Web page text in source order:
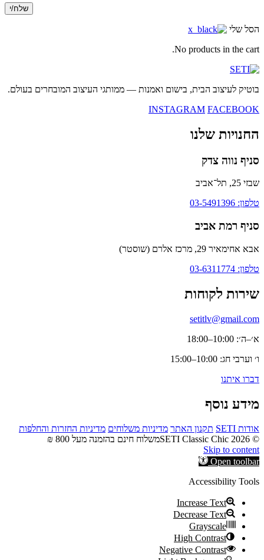
הסל שלי
No products in the cart.
בוטיק לעיצוב הבית, בישום ואמנות — ממותגי העיצוב המובחרים בעולם.
INSTAGRAM FACEBOOK
החנויות שלנו
סניף נווה צדק
שבזי 25, תל־אביב
טלפון: 03-5491396
סניף רמת אביב
אבא אחימאיר 29, מרכז אלרם (שוסטר)
טלפון: 03-6311774
שירות לקוחות
setitlv@gmail.com
א׳–ה׳: 10:00–18:00
ו׳ וערבי חג: 10:00–15:00
דברו איתנו
מידע נוסף
אודות SETI תקנון האתר מדיניות משלוחים מדיניות החזרות והחלפות
© 2026 SETI Classic Chic
משלוח חינם בהזמנה מעל 800 ₪
Skip to content
Open toolbar
Accessibility Tools
Increase Text
Decrease Text
Grayscale
High Contrast
Negative Contrast